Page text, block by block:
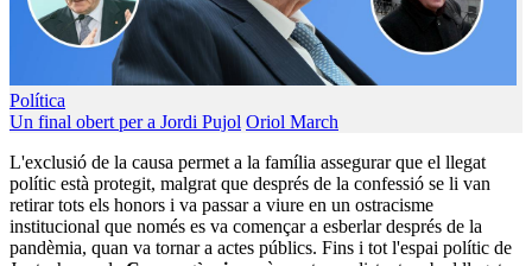
Política
Un final obert per a Jordi Pujol Oriol March
L'exclusió de la causa permet a la família assegurar que el llegat
polític està protegit, malgrat que després de la confessió se li van
retirar tots els honors i va passar a viure en un ostracisme
institucional que només es va començar a esberlar després de la
pandèmia, quan va tornar a actes públics. Fins i tot l'espai polític de